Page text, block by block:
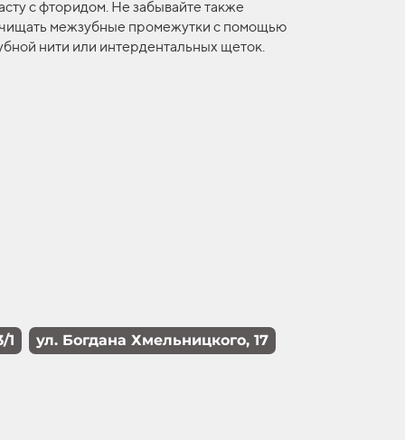
с фторидом. Не забывайте также
межзубные промежутки с помощью
нити или интердентальных щеток.
1 ул. Богдана Хмельницкого, 17